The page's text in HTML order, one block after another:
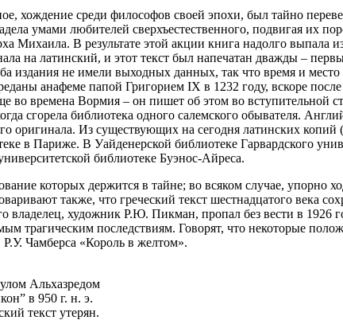
хождение среди философов своей эпохи, был тайно
умами любителей сверхъестественного, подвигая их
Михаила. В результате этой акции книга надолго выпала
на латинский, и этот текст был напечатан дважды –
издания не имели выходных данных, так что время и
анафеме папой Григорием IX в 1232 году, вскоре
во времена Вормия – он пишет об этом во вступительной
сгорела библиотека одного салемского обывателя.
оригинала. Из существующих на сегодня латинских
в Париже. В Уайденерской библиотеке Гарвардского
библиотеке Буэнос-Айреса.
которых держится в тайне; во всяком случае, упорно
также, что греческий текст шестнадцатого века
владелец, художник Р.Ю. Пикман, пропал без вести в
трагическим последствиям. Говорят, что некоторые
Р.У. Чамберса «Король в желтом».
Альхазредом
в 950 г. н. э.
текст утерян.